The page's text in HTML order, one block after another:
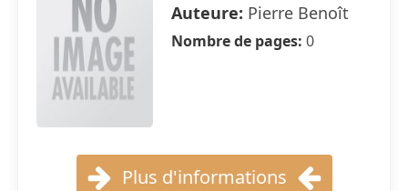
Auteure: Pierre Benoît
Nombre de pages: 0
Plus d'informations